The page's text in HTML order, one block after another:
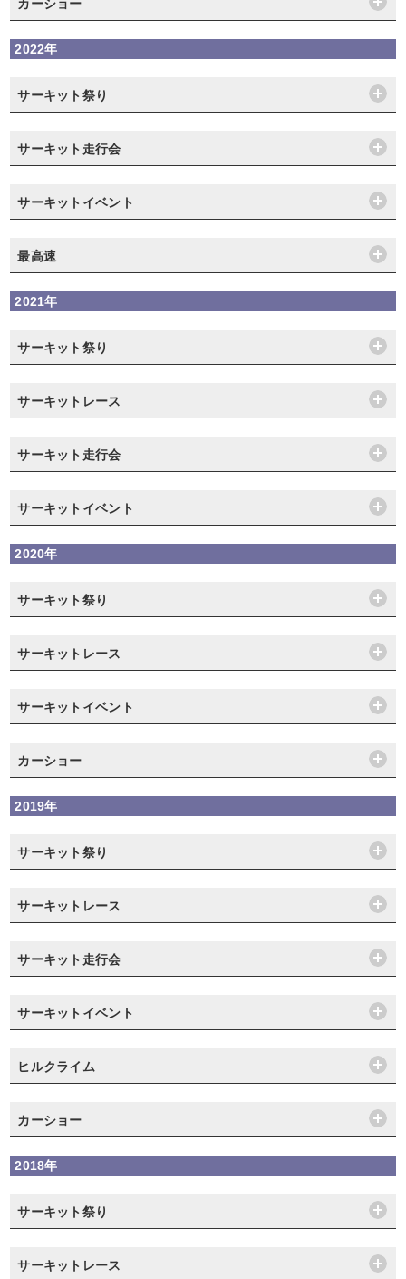
カーショー
2022年
サーキット祭り
サーキット走行会
サーキットイベント
最高速
2021年
サーキット祭り
サーキットレース
サーキット走行会
サーキットイベント
2020年
サーキット祭り
サーキットレース
サーキットイベント
カーショー
2019年
サーキット祭り
サーキットレース
サーキット走行会
サーキットイベント
ヒルクライム
カーショー
2018年
サーキット祭り
サーキットレース